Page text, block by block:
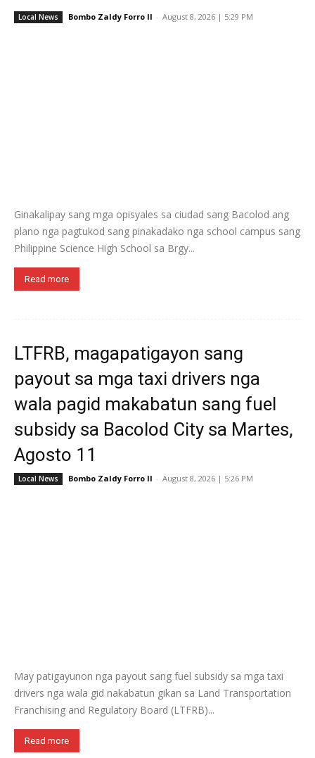
Local News Bombo Zaldy Forro II - August 8, 2026 | 5:29 PM
Ginakalipay sang mga opisyales sa ciudad sang Bacolod ang
plano nga pagtukod sang pinakadako nga school campus sang
Philippine Science High School sa Brgy...
Read more
LTFRB, magapatigayon sang
payout sa mga taxi drivers nga
wala pagid makabatun sang fuel
subsidy sa Bacolod City sa Martes,
Agosto 11
Local News Bombo Zaldy Forro II - August 8, 2026 | 5:26 PM
May patigayunon nga payout sang fuel subsidy sa mga taxi
drivers nga wala gid nakabatun gikan sa Land Transportation
Franchising and Regulatory Board (LTFRB)...
Read more